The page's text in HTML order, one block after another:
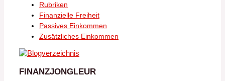
Rubriken
Finanzielle Freiheit
Passives Einkommen
Zusätzliches Einkommen
FINANZJONGLEUR